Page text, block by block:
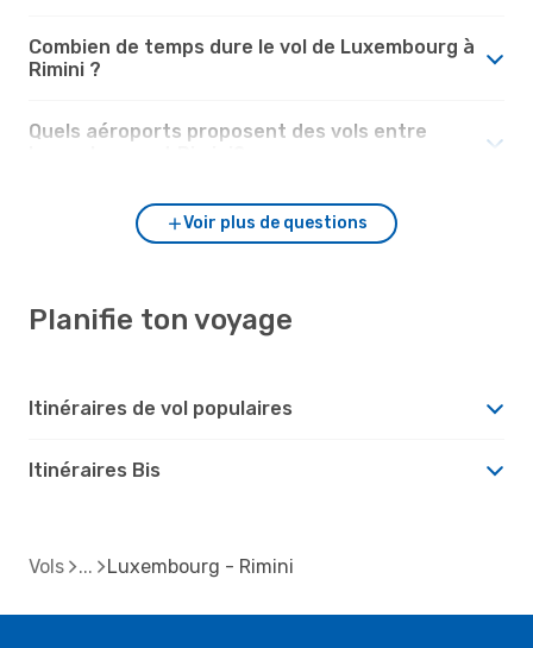
Combien de temps dure le vol de Luxembourg à
Rimini ?
Quels aéroports proposent des vols entre
Voir plus de questions
Planifie ton voyage
Itinéraires de vol populaires
Itinéraires Bis
Vols Luxembourg - Rimini